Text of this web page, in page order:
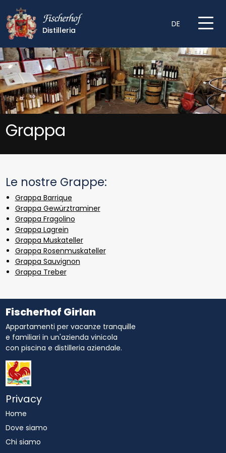
Distilleria
DE
Grappa
Le nostre Grappe:
Grappa Barrique
Grappa Gewürztraminer
Grappa Fragolino
Grappa Lagrein
Grappa Muskateller
Grappa Rosenmuskateller
Grappa Sauvignon
Grappa Treber
Fischerhof Girlan
Appartamenti per vacanze tranquille
e familiari in un'azienda vinicola
con piscina e distilleria aziendale.
Privacy
Home
Dove siamo
Chi siamo